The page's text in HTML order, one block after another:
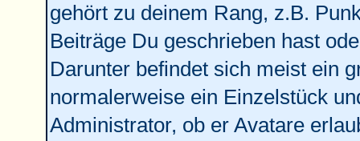
gehört zu deinem Rang, z.B.
Beiträge Du geschrieben hast
Darunter befindet sich meist ein
normalerweise ein Einzelstück
Administrator, ob er Avatare